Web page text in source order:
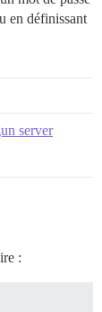
en définissant
server
: